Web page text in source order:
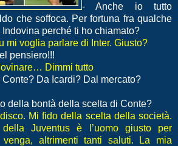
- Anche io tutto
che soffoca. Per fortuna fra qualche
perché ti ho chiamato?
mi voglia parlare di Inter. Giusto?
pensiero!!!
Dimmi tutto
Da Icardi? Dal mercato?
della bontà della scelta di Conte?
Mi fido della scelta della società.
Juventus è l’uomo giusto per
altrimenti tanti saluti. La mia